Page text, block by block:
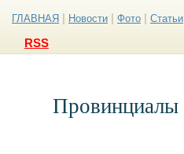
ГЛАВНАЯ Новости Фото Статьи
RSS
Провинциалы